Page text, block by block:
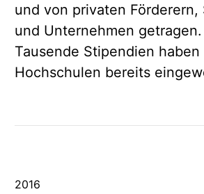
und von privaten Förderern,
und Unternehmen
Tausende Stipendien haben
Hochschulen bereits
2016